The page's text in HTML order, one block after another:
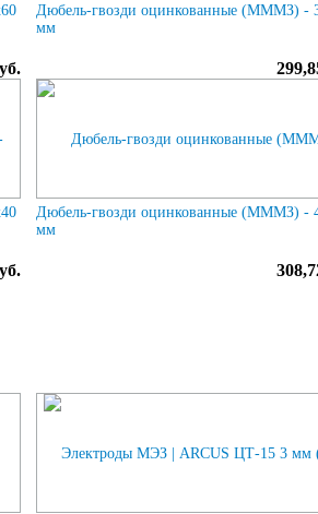
Дюбель-гвозди оцинкованные (МММЗ) -
мм
Дюбель-гвозди оцинкованные (МММЗ) -
мм